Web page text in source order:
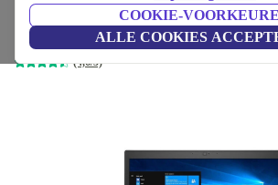
COOKIE-
ALLE COOKIES
8 GB | 128 GB SSD | FHD | Win 11 Pro | FI
(4,6/5)